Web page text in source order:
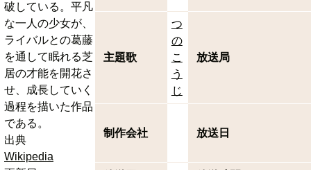
破している。平凡
な一人の少女が、
ライバルとの葛藤
を通して眠れる芝
居の才能を開花さ
せ、成長していく
過程を描いた作品
である。
出典
Wikipedia
主題歌
つ
の
こ
う
じ
放送局
制作会社 放送日